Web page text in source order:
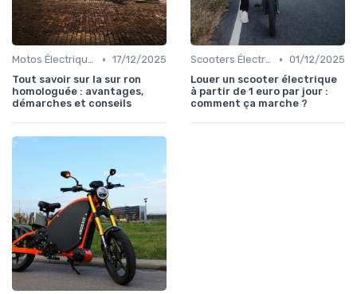
Motos Électriques Urbaines • 17/12/2025
Tout savoir sur la sur ron
homologuée : avantages,
démarches et conseils
Scooters Électriques • 01/12/2025
Louer un scooter électrique
à partir de 1 euro par jour :
comment ça marche ?